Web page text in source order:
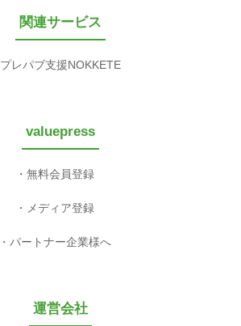
関連サービス
プレパブ支援NOKKETE
valuepress
無料会員登録
メディア登録
パートナー企業様へ
運営会社